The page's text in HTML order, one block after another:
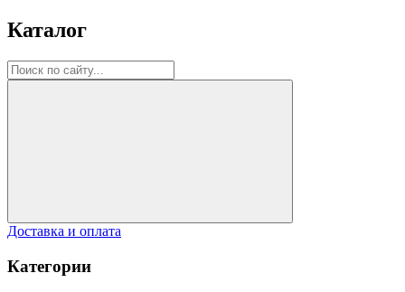
Каталог
Доставка и оплата
Категории